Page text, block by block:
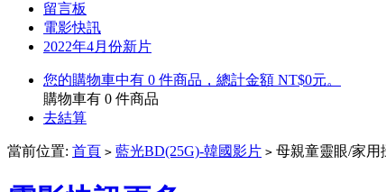
留言板
電影快訊
2022年4月份新片
您的購物車中有 0 件商品，總計金額 NT$0元。
購物車有 0 件商品
去結算
當前位置: 首頁 > 藍光BD(25G)-韓國影片 > 母親童靈眼/家用